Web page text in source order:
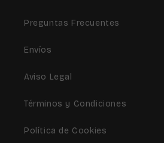
Preguntas Frecuentes
Envíos
Aviso Legal
Términos y Condiciones
Política de Cookies